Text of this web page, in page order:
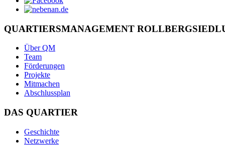
QUARTIERSMANAGEMENT
Über QM
Team
Förderungen
Projekte
Mitmachen
Abschlussplan
DAS QUARTIER
Geschichte
Netzwerke